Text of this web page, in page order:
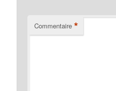
Commentaire *